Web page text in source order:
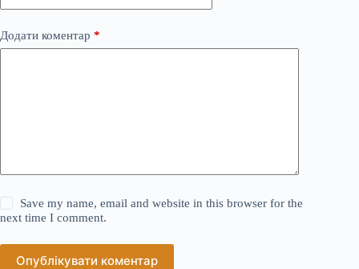
Додати коментар *
Save my name, email and website in this browser for the
next time I comment.
Опублікувати коментар